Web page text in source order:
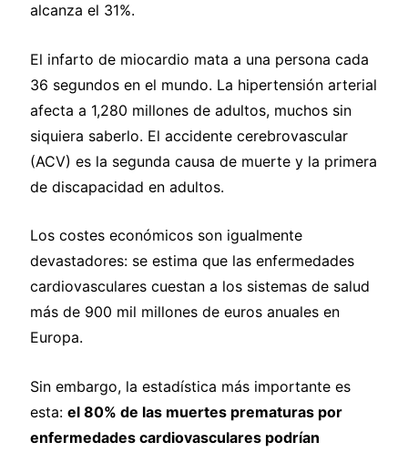
alcanza el 31%.
El infarto de miocardio mata a una persona cada
36 segundos en el mundo. La hipertensión arterial
afecta a 1,280 millones de adultos, muchos sin
siquiera saberlo. El accidente cerebrovascular
(ACV) es la segunda causa de muerte y la primera
de discapacidad en adultos.
Los costes económicos son igualmente
devastadores: se estima que las enfermedades
cardiovasculares cuestan a los sistemas de salud
más de 900 mil millones de euros anuales en
Europa.
Sin embargo, la estadística más importante es
esta: el 80% de las muertes prematuras por
enfermedades cardiovasculares podrían